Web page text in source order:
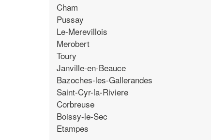
Cham
Pussay
Le-Merevillois
Merobert
Toury
Janville-en-Beauce
Bazoches-les-Gallerandes
Saint-Cyr-la-Riviere
Corbreuse
Boissy-le-Sec
Etampes